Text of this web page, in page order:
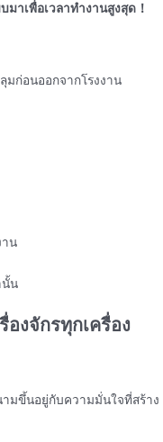
มาเพื่อเวลาทํางานสูงสุด ！
มก่อนออกจากโรงงาน
าน
นั้น
องจักรทุกเครื่อง
มขึ้นอยู่กับความมั่นใจที่สร้าง